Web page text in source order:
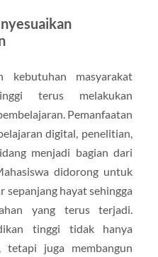
kebutuhan masyarakat
terus melakukan
Pemanfaatan
digital, penelitian,
menjadi bagian dari
didorong untuk
sepanjang hayat sehingga
yang terus terjadi.
tinggi tidak hanya
tetapi juga membangun